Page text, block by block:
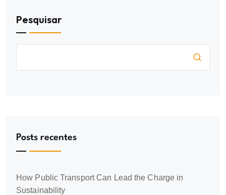
Pesquisar
Posts recentes
How Public Transport Can Lead the Charge in
Sustainability